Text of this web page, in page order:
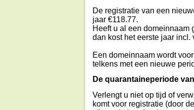
De registratie van een
jaar €118.77.
Heeft u al een domeinnaam
dan kost het eerste jaar
Een domeinnaam wordt
telkens met een nieuwe
De quarantaineperiode
Verlengt u niet op tijd of
komt voor registratie (door